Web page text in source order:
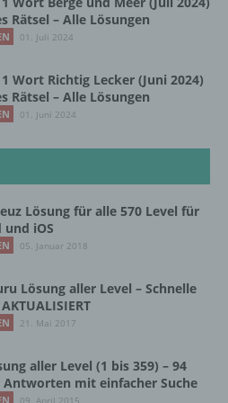
Rätsel – Alle Lösungen
01. Juli 2024
Wort Richtig Lecker (Juni 2024)
Rätsel – Alle Lösungen
01. Juni 2024
Lösung für alle 570 Level für
iOS
05. Januar 2018
Lösung aller Level – Schnelle
21. Mai 2017
aller Level (1 bis 359) – 94
Antworten mit einfacher Suche
natürliche oder juristische
Einrichtung oder andere
Daten
unabhängig davon, ob
einen Dritten handelt oder
die im Rahmen eines
nach
oder dem Recht der
Daten erhalten, gelten
oder juristische
Einrichtung oder andere